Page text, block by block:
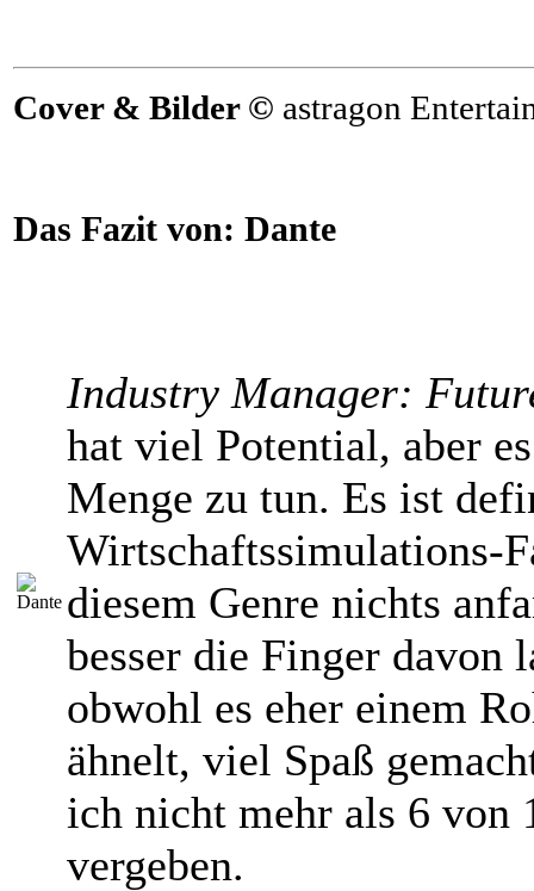
Cover & Bilder © astragon
Das Fazit von: Dante
Industry Manager:
hat viel Potential, aber
Menge zu tun. Es ist
Wirtschaftssimulations-
diesem Genre nichts
besser die Finger davon
obwohl es eher einem
ähnelt, viel Spaß
ich nicht mehr als 6 von
vergeben.